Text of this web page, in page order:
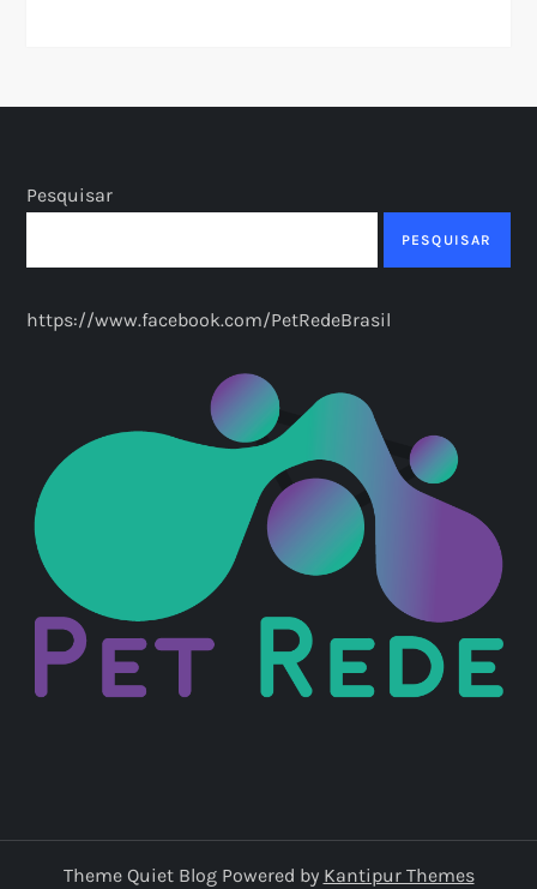
Pesquisar
PESQUISAR
https://www.facebook.com/PetRedeBrasil
Theme Quiet Blog Powered by Kantipur Themes